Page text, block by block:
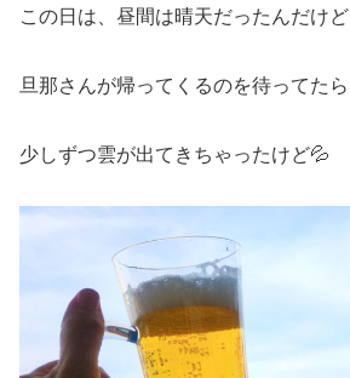
この日は、昼間は晴天だったんだけど
旦那さんが帰ってくるのを待ってたら
少しずつ雲が出てきちゃったけど💦